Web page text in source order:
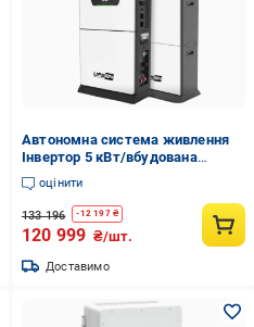
Автономна система живлення
Інвертор 5 кВт/вбудована
батарея Lifep04 10 кВт
(23572131)
оцінити
133 196 -12 197₴
120 999 ₴/шт.
Доставимо